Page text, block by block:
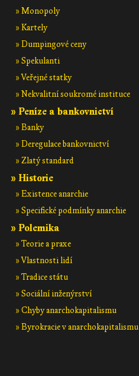
» Monopoly
» Kartely
» Dumpingové ceny
» Spekulanti
» Veřejné statky
» Nekvalitní soukromé instituce
» Peníze a bankovnictví
» Banky
» Deregulace bankovnictví
» Zlatý standard
» Historie
» Existence anarchie
» Specifické podmínky anarchie
» Polemika
» Teorie a praxe
» Vlastnosti lidí
» Tradice státu
» Sociální inženýrství
» Chyby anarchokapitalismu
» Byrokracie v anarchokapitalismu